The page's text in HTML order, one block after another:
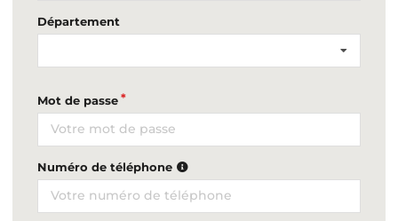
Département
Mot de passe
Numéro de téléphone